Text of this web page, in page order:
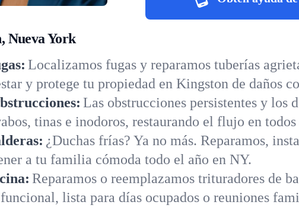
Nueva York
Localizamos fugas y reparamos tuberías
y protege tu propiedad en Kingston de daños
Las obstrucciones persistentes y los
tinas e inodoros, restaurando el flujo en
¿Duchas frías? Ya no más. Reparamos,
a tu familia cómoda todo el año en NY.
Reparamos o reemplazamos trituradores de
lista para días ocupados o reuniones